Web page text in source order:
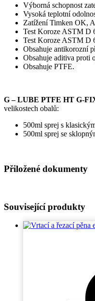
Výborná schopnost
Vysoká teplotní
Zatížení Timken OK,
Test Koroze ASTM D
Test Koroze ASTM D
Obsahuje antikorozní
Obsahuje aditiva proti
Obsahuje PTFE.
G – LUBE PTFE HT G-
velikostech obalů:
500ml sprej s
500ml sprej se
Přiložené dokumenty
Související produkty